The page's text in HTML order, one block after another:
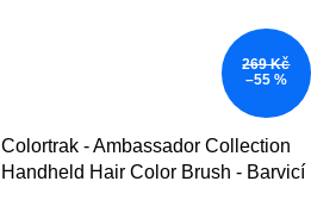
269 Kč
–55 %
Colortrak - Ambassador Collection
Handheld Hair Color Brush - Barvicí